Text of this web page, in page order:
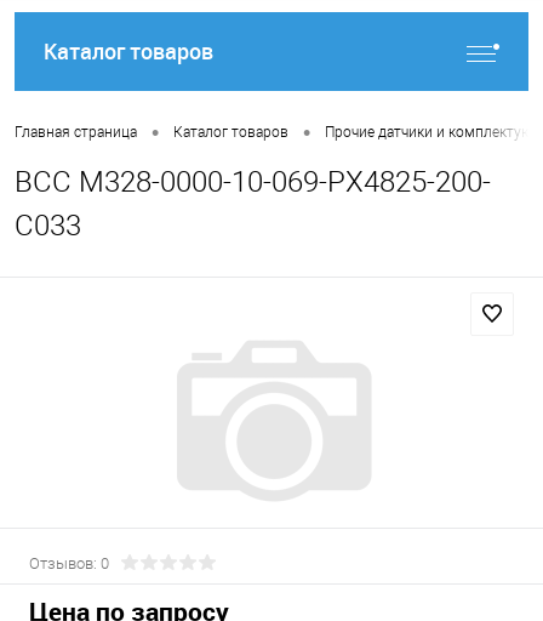
Каталог товаров
Главная страница • Каталог товаров • Прочие датчики и
BCC M328-0000-10-069-PX4825-200-
C033
Отзывов: 0
Цена по запросу